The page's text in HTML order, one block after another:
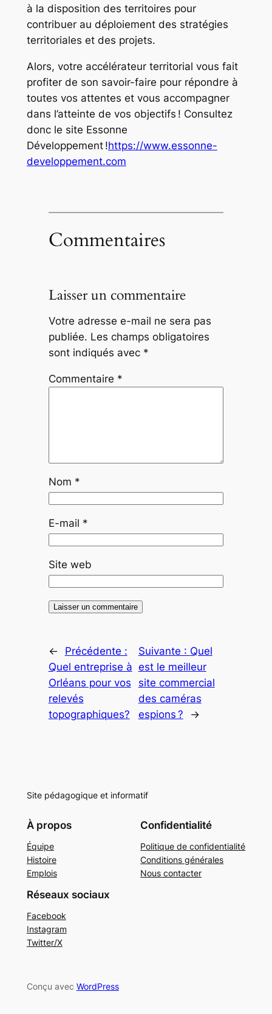
à la disposition des territoires pour
contribuer au déploiement des stratégies
territoriales et des projets.
Alors, votre accélérateur territorial vous fait
profiter de son savoir-faire pour répondre à
toutes vos attentes et vous accompagner
dans l’atteinte de vos objectifs ! Consultez
donc le site Essonne
Développement !https://www.essonne-
developpement.com
Commentaires
Laisser un commentaire
Votre adresse e-mail ne sera pas
publiée. Les champs obligatoires
sont indiqués avec *
Commentaire *
Nom *
E-mail *
Site web
←
Précédente :
Quel entreprise à
Orléans pour vos
relevés
topographiques?
Suivante : Quel
est le meilleur
site commercial
des caméras
espions ?
→
Site pédagogique et informatif
À propos
Équipe
Histoire
Emplois
Confidentialité
Politique de confidentialité
Conditions générales
Nous contacter
Réseaux sociaux
Facebook
Instagram
Twitter/X
Conçu avec WordPress